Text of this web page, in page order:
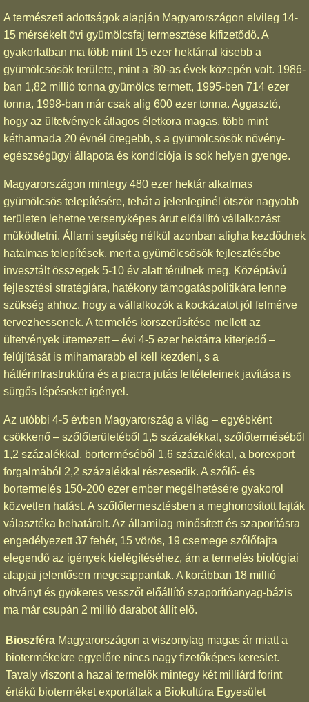
A természeti adottságok alapján Magyarországon elvileg 14-
15 mérsékelt övi gyümölcsfaj termesztése kifizetődő. A
gyakorlatban ma több mint 15 ezer hektárral kisebb a
gyümölcsösök területe, mint a '80-as évek közepén volt. 1986-
ban 1,82 millió tonna gyümölcs termett, 1995-ben 714 ezer
tonna, 1998-ban már csak alig 600 ezer tonna. Aggasztó,
hogy az ültetvények átlagos életkora magas, több mint
kétharmada 20 évnél öregebb, s a gyümölcsösök növény-
egészségügyi állapota és kondíciója is sok helyen gyenge.
Magyarországon mintegy 480 ezer hektár alkalmas
gyümölcsös telepítésére, tehát a jelenleginél ötször nagyobb
területen lehetne versenyképes árut előállító vállalkozást
működtetni. Állami segítség nélkül azonban aligha kezdődnek
hatalmas telepítések, mert a gyümölcsösök fejlesztésébe
invesztált összegek 5-10 év alatt térülnek meg. Középtávú
fejlesztési stratégiára, hatékony támogatáspolitikára lenne
szükség ahhoz, hogy a vállalkozók a kockázatot jól felmérve
tervezhessenek. A termelés korszerűsítése mellett az
ültetvények ütemezett – évi 4-5 ezer hektárra kiterjedő –
felújítását is mihamarabb el kell kezdeni, s a
háttérinfrastruktúra és a piacra jutás feltételeinek javítása is
sürgős lépéseket igényel.
Az utóbbi 4-5 évben Magyarország a világ – egyébként
csökkenő – szőlőterületéből 1,5 százalékkal, szőlőterméséből
1,2 százalékkal, borterméséből 1,6 százalékkal, a borexport
forgalmából 2,2 százalékkal részesedik. A szőlő- és
bortermelés 150-200 ezer ember megélhetésére gyakorol
közvetlen hatást. A szőlőtermesztésben a meghonosított fajták
választéka behatárolt. Az államilag minősített és szaporításra
engedélyezett 37 fehér, 15 vörös, 19 csemege szőlőfajta
elegendő az igények kielégítéséhez, ám a termelés biológiai
alapjai jelentősen megcsappantak. A korábban 18 millió
oltványt és gyökeres vesszőt előállító szaporítóanyag-bázis
ma már csupán 2 millió darabot állít elő.
Bioszféra Magyarországon a viszonylag magas ár miatt a
biotermékekre egyelőre nincs nagy fizetőképes kereslet.
Tavaly viszont a hazai termelők mintegy két milliárd forint
értékű bioterméket exportáltak a Biokultúra Egyesület